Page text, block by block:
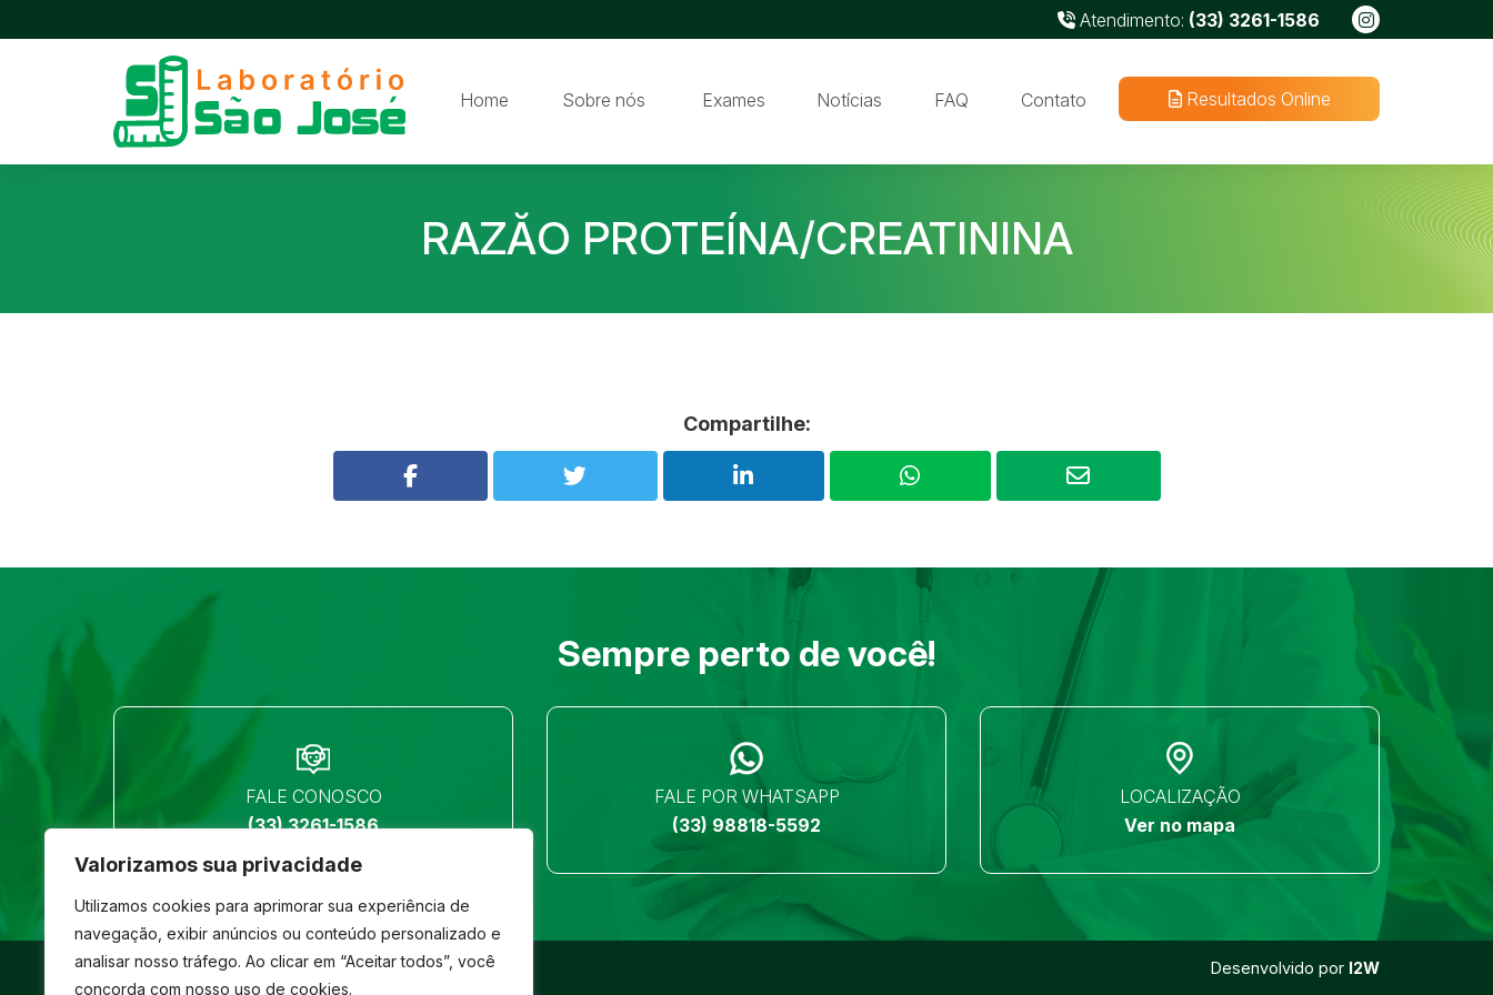
Valorizamos sua privacidade
Utilizamos cookies para aprimorar sua experiência de
navegação, exibir anúncios ou conteúdo personalizado e
analisar nosso tráfego. Ao clicar em “Aceitar todos”, você
concorda com nosso uso de cookies.
Atendimento: (33) 3261-1586
Home Sobre nós Exames Notícias FAQ Contato Resultados Online
RAZĂO PROTEÍNA/CREATININA
Compartilhe:
Sempre perto de você!
FALE CONOSCO
(33) 3261-1586
FALE POR WHATSAPP
(33) 98818-5592
LOCALIZAÇÃO
Ver no mapa
© São José- Todos os direitos reservados Desenvolvido por I2W